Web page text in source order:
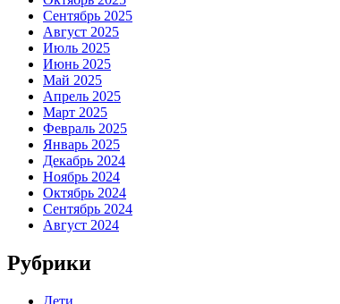
Сентябрь 2025
Август 2025
Июль 2025
Июнь 2025
Май 2025
Апрель 2025
Март 2025
Февраль 2025
Январь 2025
Декабрь 2024
Ноябрь 2024
Октябрь 2024
Сентябрь 2024
Август 2024
Рубрики